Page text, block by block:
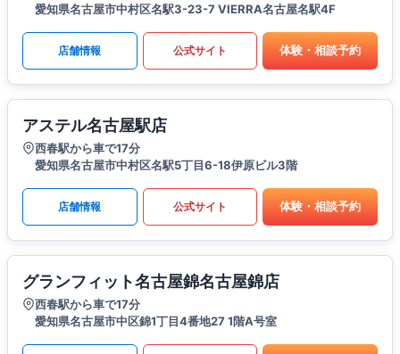
愛知県名古屋市中村区名駅3-23-7 VIERRA名古屋名駅4F
店舗情報 公式サイト 体験・相談予約
アステル名古屋駅店
西春駅から車で17分
愛知県名古屋市中村区名駅5丁目6-18伊原ビル3階
店舗情報 公式サイト 体験・相談予約
グランフィット名古屋錦名古屋錦店
西春駅から車で17分
愛知県名古屋市中区錦1丁目4番地27 1階A号室